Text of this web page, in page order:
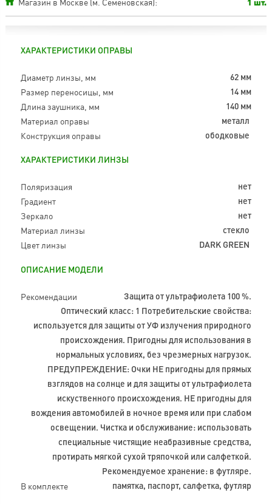
ХАРАКТЕРИСТИКИ ОПРАВЫ
Диаметр линзы, мм 62 мм
Размер переносицы, мм 14 мм
Длина заушника, мм 140 мм
Материал оправы металл
Конструкция оправы ободковые
ХАРАКТЕРИСТИКИ ЛИНЗЫ
Поляризация нет
Градиент нет
Зеркало нет
Материал линзы стекло
Цвет линзы DARK GREEN
ОПИСАНИЕ МОДЕЛИ
Рекомендации
Защита от ультрафиолета 100 %.
Оптический класс: 1 Потребительские свойства:
используется для защиты от УФ излучения природного
происхождения. Пригодны для использования в
нормальных условиях, без чрезмерных нагрузок.
ПРЕДУПРЕЖДЕНИЕ: Очки НЕ пригодны для прямых
взглядов на солнце и для защиты от ультрафиолета
искуственного происхождения. НЕ пригодны для
вождения автомобилей в ночное время или при слабом
освещении. Чистка и обслуживание: использовать
специальные чистящие неабразивные средства,
протирать мягкой сухой тряпочкой или салфеткой.
Рекомендуемое хранение: в футляре.
В комплекте памятка, паспорт, салфетка, футляр